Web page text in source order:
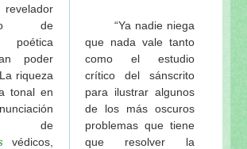
de
poética
poder
riqueza
tonal en
de
védicos,
“Ya nadie niega
que nada vale tanto
como el estudio
crítico del sánscrito
para ilustrar algunos
de los más oscuros
problemas que tiene
que resolver la